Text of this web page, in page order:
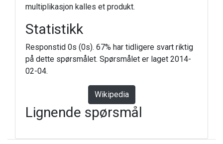
multiplikasjon kalles et produkt.
Statistikk
Responstid 0s (0s). 67% har tidligere svart riktig
på dette spørsmålet. Spørsmålet er laget 2014-
02-04.
Wikipedia
Lignende spørsmål